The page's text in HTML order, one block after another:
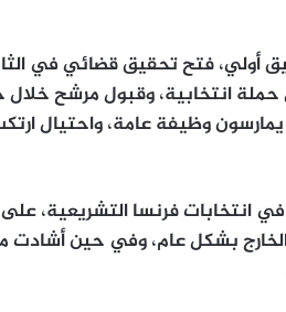
أولي، فتح تحقيق قضائي في
انتخابية، وقبول مرشح خلال
وظيفة عامة، واحتيال
انتخابات فرنسا التشريعية،
الخارج بشكل عام، وفي حين أشادت